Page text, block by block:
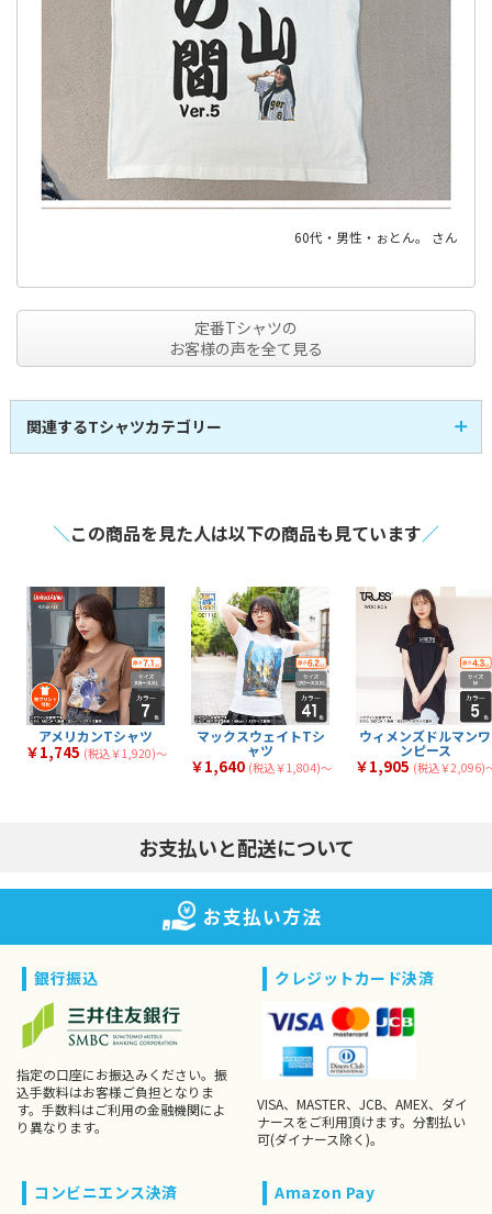
60代・男性・ぉとん。 さん
定番Tシャツの
お客様の声を全て見る
関連するTシャツカテゴリー
長袖Tシャツ
全41商品 激安Tシャツ
全 7商品
綿100%のTシャツ
全44 商品 メンズTシャツ
全59商品
タンクトップ
全 商品
シルクスクリーンTシ
フルグラフィックTシ
ャツ
全1商品
トライブレンドTシャ
商品
マックスウェイトTシ
ャツ
全7商品 七分袖Tシャツ
商品
スリムフィットTシャ
ツ
全3商品 厚手Tシャツ
商品
薄手Tシャツ
全34 商品 中厚Tシャツ
イベント向けTシャツ
全14商品
文化祭・体育祭Tシャ
ツ
全18商品
＼この商品を見た人は以下の商品も見ています／
アメリカンTシャツ
￥1,745 (税込￥1,920)〜
マックスウェイトTシ
ャツ
￥1,640 (税込￥1,804)〜
ウィメンズドルマンワ
ンピース
￥1,905 (税込￥2,096)
お支払いと配送について
お支払い方法
銀行振込
指定の口座にお振込みください。振
込手数料はお客様ご負担となりま
す。手数料はご利用の金融機関によ
り異なります。
クレジットカード決済
VISA、MASTER、JCB、AMEX、ダイ
ナースをご利用頂けます。分割払い
可(ダイナース除く)。
コンビニエンス決済 Amazon Pay